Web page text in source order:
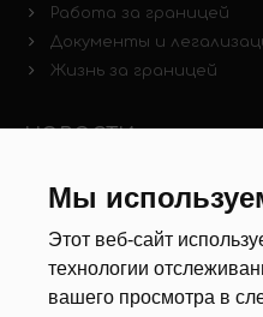
Мы
Этот веб-сайт
технологии
вашего просмотра в
Работа за границей
Документы и
Жизнь за границей
НОВОСТИ
Новости рынка труда